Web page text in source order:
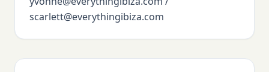
scarlett@everythingibiza.com